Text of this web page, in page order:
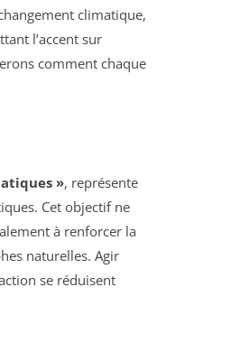
climatique,
l’accent sur
comment chaque
», représente
Cet objectif ne
à renforcer la
naturelles. Agir
se réduisent